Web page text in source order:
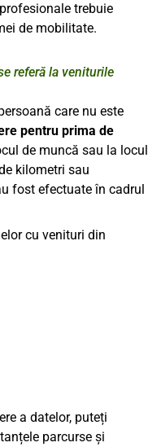
trebuie
de mobilitate.
referă la veniturile
care nu este
pentru prima de
de muncă sau la locul
kilometri sau
fost efectuate în cadrul
cu venituri din
a datelor, puteți
parcurse și